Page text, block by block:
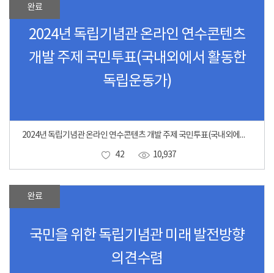
완료
2024년 독립기념관 온라인 연수콘텐츠
개발 주제 국민투표(국내외에서 활동한
독립운동가)
2024년 독립기념관 온라인 연수콘텐츠 개발 주제 국민투표(국내외에서 활동한 독립운동가)
42
10,937
완료
국민을 위한 독립기념관 미래 발전방향
의견수렴